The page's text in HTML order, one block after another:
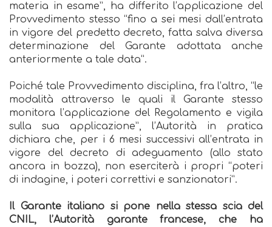
materia in esame”, ha differito l’applicazione del
Provvedimento stesso “fino a sei mesi dall’entrata
in vigore del predetto decreto, fatta salva diversa
determinazione del Garante adottata anche
anteriormente a tale data”.
Poiché tale Provvedimento disciplina, fra l’altro, “le
modalità attraverso le quali il Garante stesso
monitora l’applicazione del Regolamento e vigila
sulla sua applicazione”, l’Autorità in pratica
dichiara che, per i 6 mesi successivi all’entrata in
vigore del decreto di adeguamento (allo stato
ancora in bozza), non eserciterà i propri “poteri
di indagine, i poteri correttivi e sanzionatori”.
Il Garante italiano si pone nella stessa scia del
CNIL, l’Autorità garante francese, che ha